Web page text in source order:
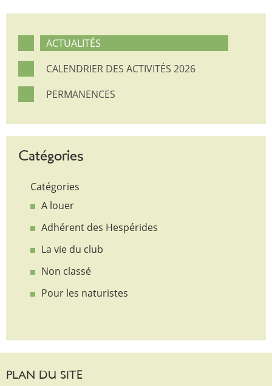
ACTUALITÉS
CALENDRIER DES ACTIVITÉS 2026
PERMANENCES
Catégories
Catégories
A louer
Adhérent des Hespérides
La vie du club
Non classé
Pour les naturistes
PLAN DU SITE